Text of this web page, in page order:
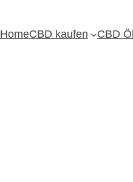
HomeCBD kaufen CBD